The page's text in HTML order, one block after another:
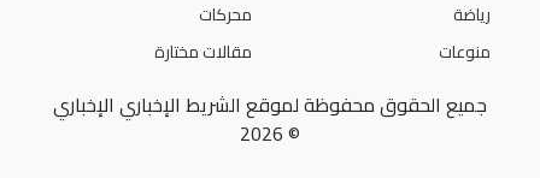
رياضة
منوعات
محركات
مقالات مختارة
جميع الحقوق محفوظة لموقع الشريط الإخباري الإخباري
© 2026